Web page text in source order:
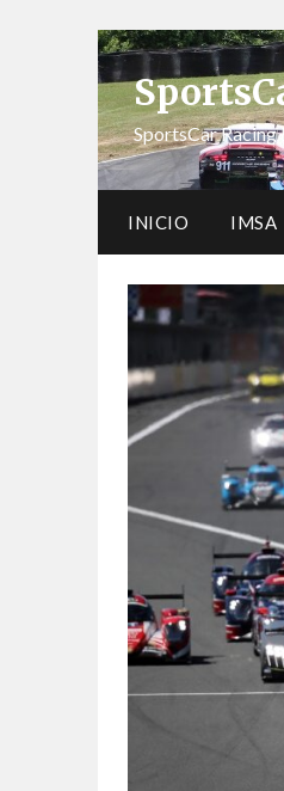
SportsCar Racing
INICIO IMSA